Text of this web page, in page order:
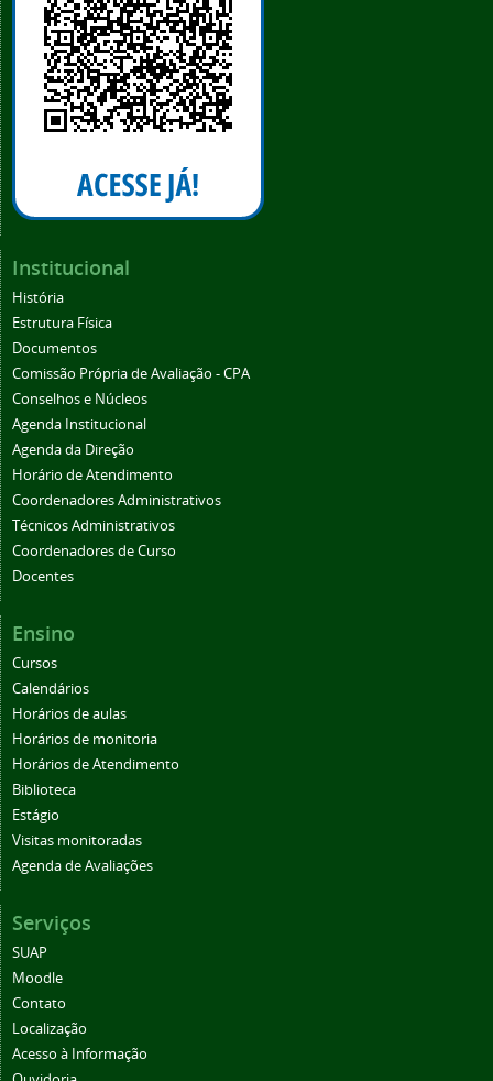
Institucional
História
Estrutura Física
Documentos
Comissão Própria de Avaliação - CPA
Conselhos e Núcleos
Agenda Institucional
Agenda da Direção
Horário de Atendimento
Coordenadores Administrativos
Técnicos Administrativos
Coordenadores de Curso
Docentes
Ensino
Cursos
Calendários
Horários de aulas
Horários de monitoria
Horários de Atendimento
Biblioteca
Estágio
Visitas monitoradas
Agenda de Avaliações
Serviços
SUAP
Moodle
Contato
Localização
Acesso à Informação